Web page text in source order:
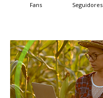
Fans Seguidores